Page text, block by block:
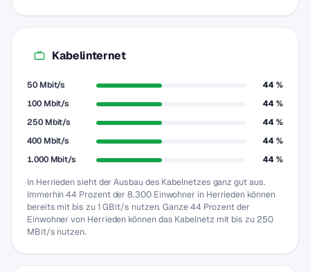
Kabelinternet
50 Mbit/s
44 %
100 Mbit/s
44 %
250 Mbit/s
44 %
400 Mbit/s
44 %
1.000 Mbit/s
44 %
In Herrieden sieht der Ausbau des Kabelnetzes ganz gut aus.
Immerhin 44 Prozent der 8.300 Einwohner in Herrieden können
bereits mit bis zu 1 GBit/s nutzen. Ganze 44 Prozent der
Einwohner von Herrieden können das Kabelnetz mit bis zu 250
MBit/s nutzen.